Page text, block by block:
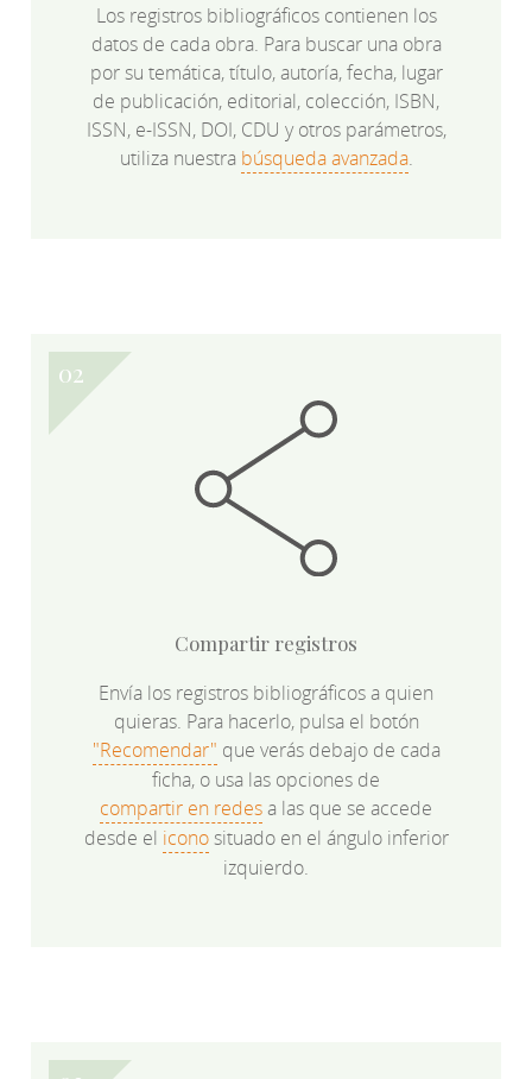
Los registros bibliográficos contienen los
datos de cada obra. Para buscar una obra
por su temática, título, autoría, fecha, lugar
de publicación, editorial, colección, ISBN,
ISSN, e-ISSN, DOI, CDU y otros parámetros,
utiliza nuestra búsqueda avanzada.
Compartir registros
Envía los registros bibliográficos a quien
quieras. Para hacerlo, pulsa el botón
"Recomendar" que verás debajo de cada
ficha, o usa las opciones de
compartir en redesa las que se accede
desde el iconosituado en el ángulo inferior
izquierdo.